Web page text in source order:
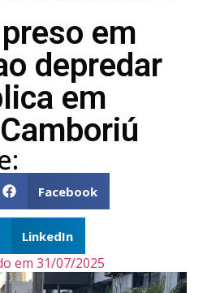
em
depredar
em
Facebook
LinkedIn
em 31/07/2025